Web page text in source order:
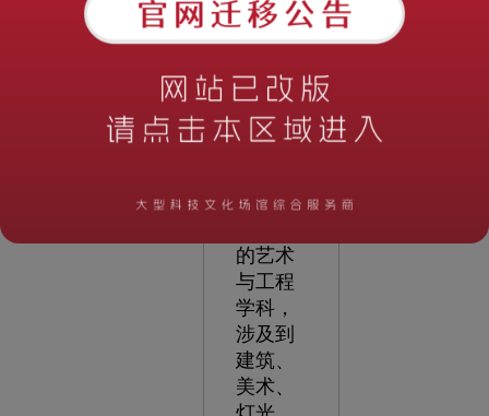
间：
2023-
12:34:55
是一门
的艺术
与工程
学科，
涉及到
建筑、
美术、